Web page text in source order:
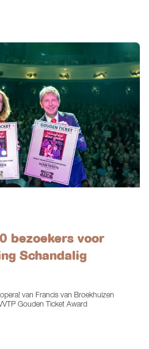
bezoekers voor
Schandalig
van Francis van Broekhuizen
Gouden Ticket Award